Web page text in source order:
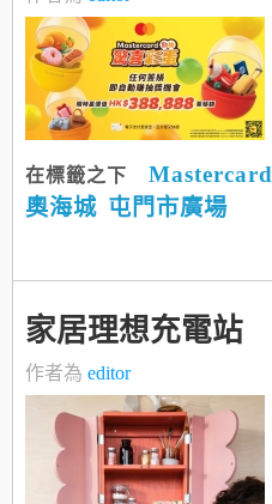
在標籤之下 Mastercard
奧海城 屯門市廣場
家居理想充電站
作者為 editor